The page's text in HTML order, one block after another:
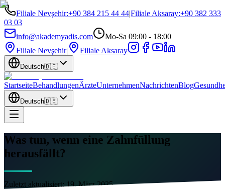
Filiale Nevşehir:+90 384 215 44 44|Filiale Aksaray:+90 382 333
03 03
info@akademyadis.com
Mo-Sa 09:00 - 18:00
Filiale Nevşehir| Filiale Aksaray
Deutsch🇩🇪
StartseiteBehandlungenÄrzteUnternehmenNachrichtenBlog
Deutsch🇩🇪
Was tun, wenn eine Zahnfüllung
herausfällt?
Zuletzt aktualisiert: 19. März 2025